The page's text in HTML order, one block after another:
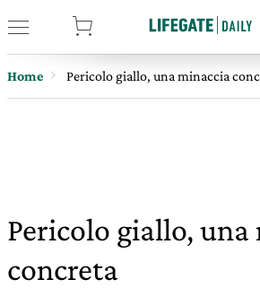
Home Pericolo giallo, una minaccia
Pericolo giallo, una
concreta